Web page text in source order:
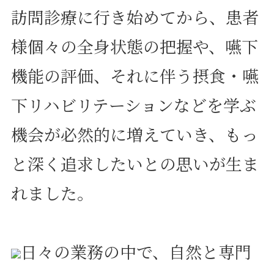
訪問診療に行き始めてから、患者
様個々の全身状態の把握や、嚥下
機能の評価、それに伴う摂食・嚥
下リハビリテーションなどを学ぶ
機会が必然的に増えていき、もっ
と深く追求したいとの思いが生ま
れました。
日々の業務の中で、自然と専門